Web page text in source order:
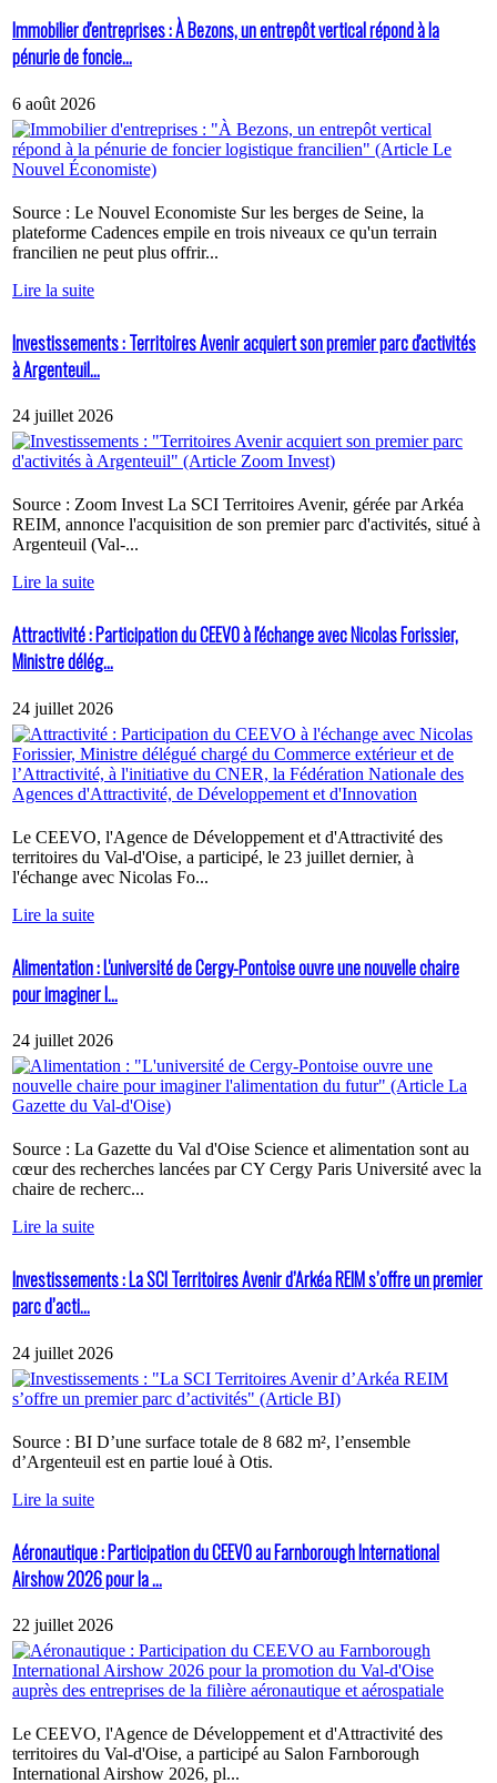
Immobilier d'entreprises : À Bezons, un entrepôt vertical répond à la
pénurie de foncie...
6 août 2026
Source : Le Nouvel Economiste Sur les berges de Seine, la
plateforme Cadences empile en trois niveaux ce qu'un terrain
francilien ne peut plus offrir...
Lire la suite
Investissements : Territoires Avenir acquiert son premier parc d'activités
à Argenteuil...
24 juillet 2026
Source : Zoom Invest La SCI Territoires Avenir, gérée par Arkéa
REIM, annonce l'acquisition de son premier parc d'activités, situé à
Argenteuil (Val-...
Lire la suite
Attractivité : Participation du CEEVO à l'échange avec Nicolas Forissier,
Ministre délég...
24 juillet 2026
Le CEEVO, l'Agence de Développement et d'Attractivité des
territoires du Val-d'Oise, a participé, le 23 juillet dernier, à
l'échange avec Nicolas Fo...
Lire la suite
Alimentation : L'université de Cergy-Pontoise ouvre une nouvelle chaire
pour imaginer l...
24 juillet 2026
Source : La Gazette du Val d'Oise Science et alimentation sont au
cœur des recherches lancées par CY Cergy Paris Université avec la
chaire de recherc...
Lire la suite
Investissements : La SCI Territoires Avenir d’Arkéa REIM s’offre un premier
parc d’acti...
24 juillet 2026
Source : BI D’une surface totale de 8 682 m², l’ensemble
d’Argenteuil est en partie loué à Otis.
Lire la suite
Aéronautique : Participation du CEEVO au Farnborough International
Airshow 2026 pour la ...
22 juillet 2026
Le CEEVO, l'Agence de Développement et d'Attractivité des
territoires du Val-d'Oise, a participé au Salon Farnborough
International Airshow 2026, pl...